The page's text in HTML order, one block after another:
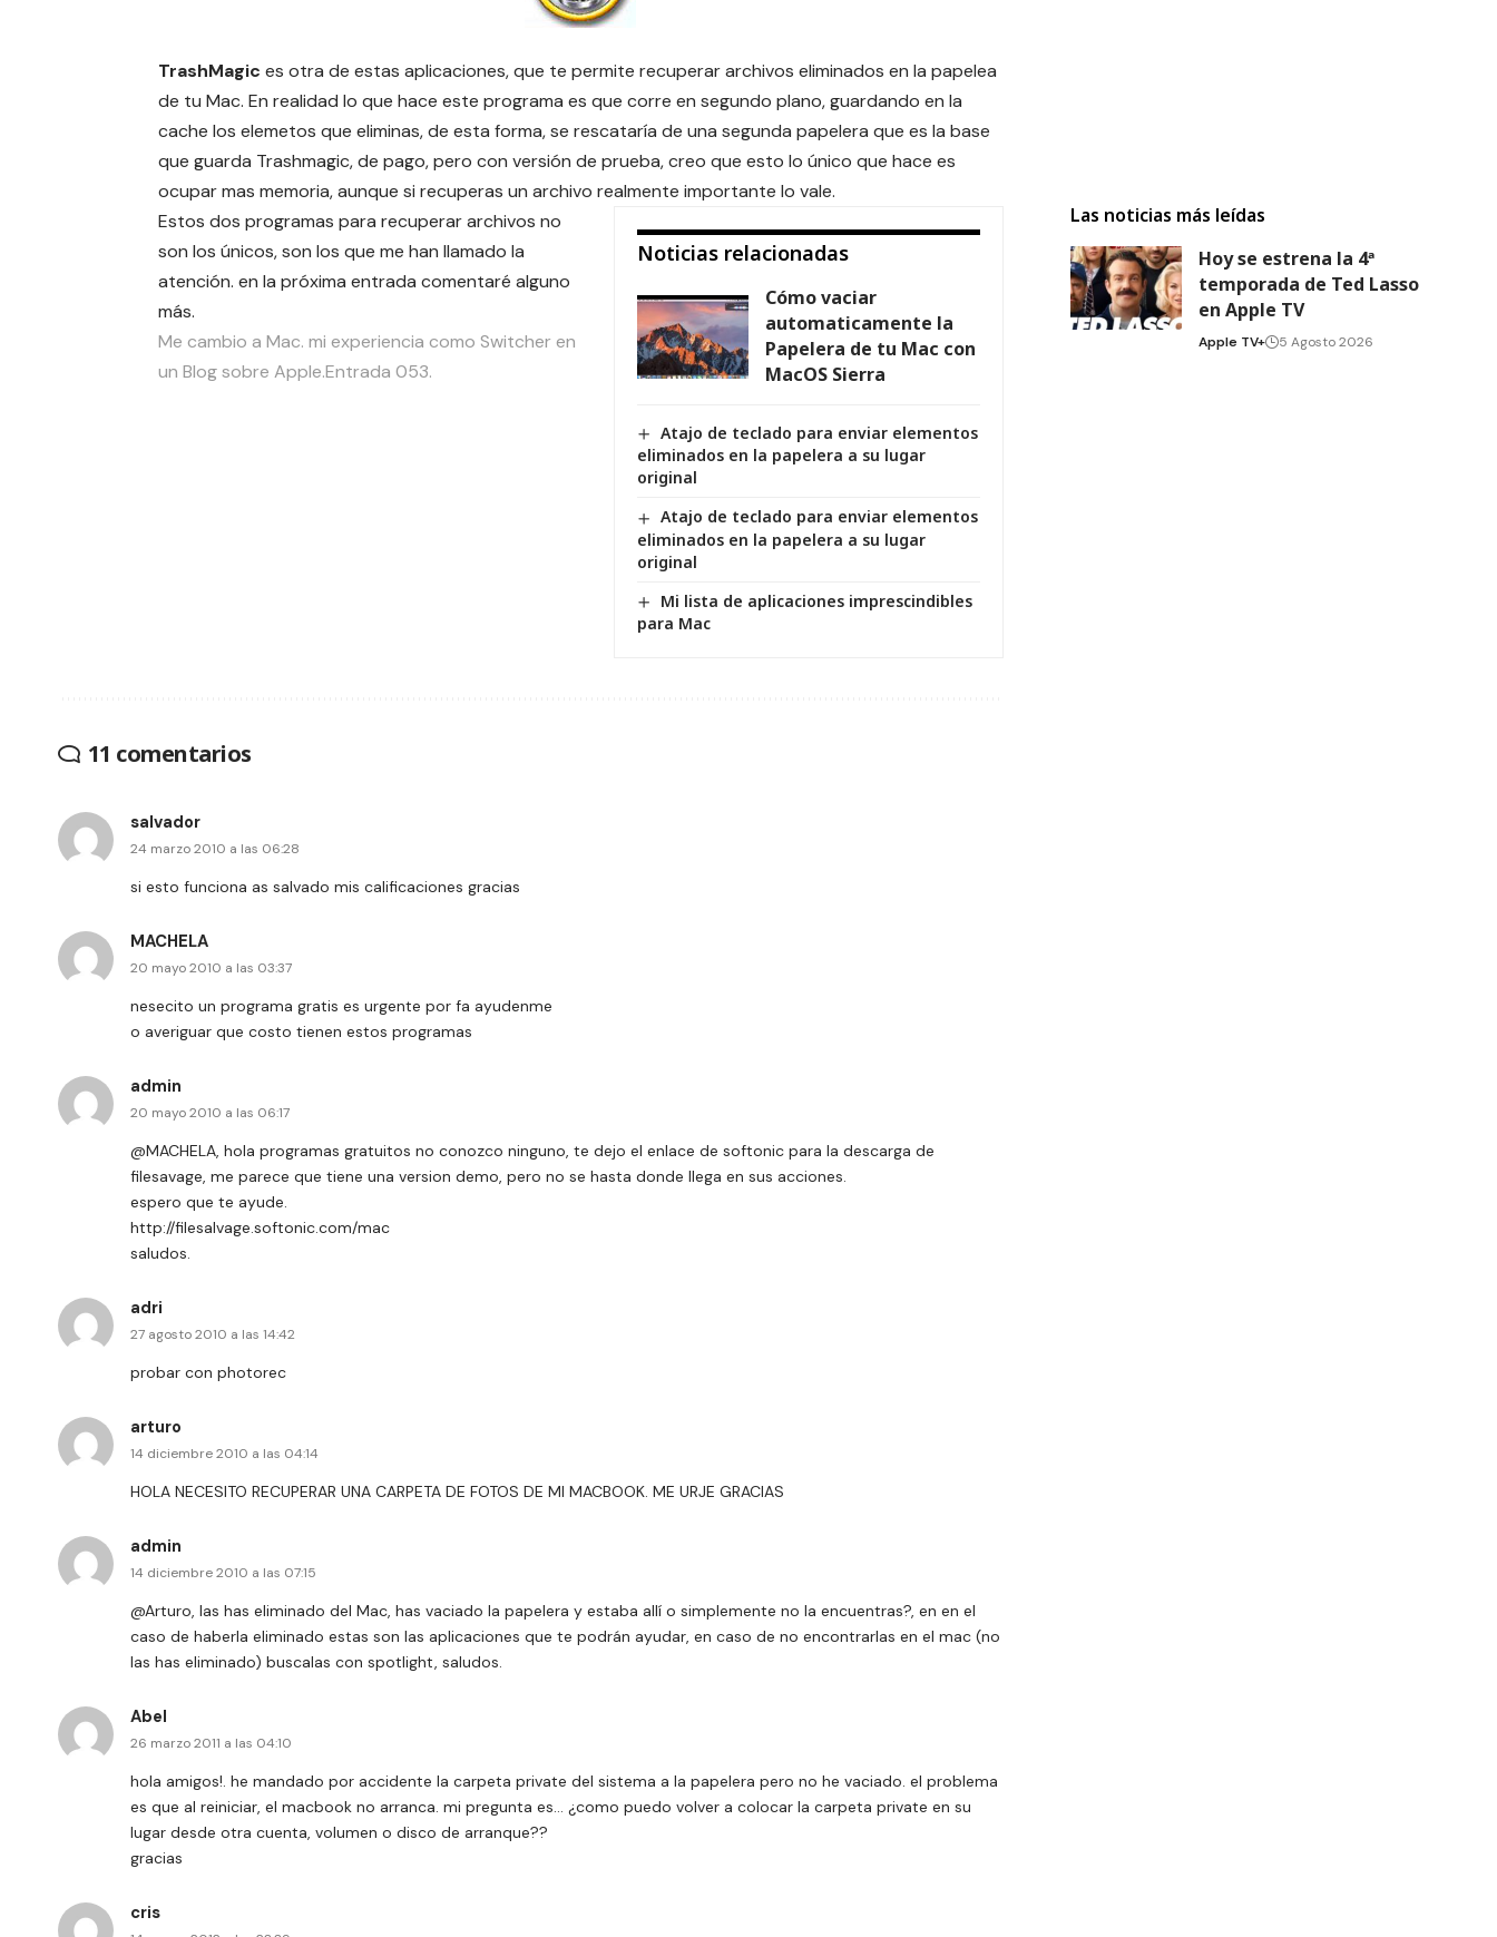
TrashMagic es otra de estas aplicaciones, que te permite recuperar archivos eliminados en la papelea
de tu Mac. En realidad lo que hace este programa es que corre en segundo plano, guardando en la
cache los elemetos que eliminas, de esta forma, se rescataría de una segunda papelera que es la base
que guarda Trashmagic, de pago, pero con versión de prueba, creo que esto lo único que hace es
ocupar mas memoria, aunque si recuperas un archivo realmente importante lo vale.
Noticias relacionadas
Cómo vaciar
automaticamente la
Papelera de tu Mac con
MacOS Sierra
Atajo de teclado para enviar elementos
eliminados en la papelera a su lugar
original
Atajo de teclado para enviar elementos
eliminados en la papelera a su lugar
original
Mi lista de aplicaciones imprescindibles
para Mac
Estos dos programas para recuperar archivos no
son los únicos, son los que me han llamado la
atención. en la próxima entrada comentaré alguno
más.
Me cambio a Mac. mi experiencia como Switcher en
un Blog sobre Apple.Entrada 053.
11 comentarios
salvador
24 marzo 2010 a las 06:28
si esto funciona as salvado mis calificaciones gracias
MACHELA
20 mayo 2010 a las 03:37
nesecito un programa gratis es urgente por fa ayudenme
o averiguar que costo tienen estos programas
admin
20 mayo 2010 a las 06:17
@MACHELA, hola programas gratuitos no conozco ninguno, te dejo el enlace de softonic para la descarga de
filesavage, me parece que tiene una version demo, pero no se hasta donde llega en sus acciones.
espero que te ayude.
http://filesalvage.softonic.com/mac
saludos.
adri
27 agosto 2010 a las 14:42
probar con photorec
arturo
14 diciembre 2010 a las 04:14
HOLA NECESITO RECUPERAR UNA CARPETA DE FOTOS DE MI MACBOOK. ME URJE GRACIAS
admin
14 diciembre 2010 a las 07:15
@Arturo, las has eliminado del Mac, has vaciado la papelera y estaba allí o simplemente no la encuentras?, en en el
caso de haberla eliminado estas son las aplicaciones que te podrán ayudar, en caso de no encontrarlas en el mac (no
las has eliminado) buscalas con spotlight, saludos.
Abel
26 marzo 2011 a las 04:10
hola amigos!. he mandado por accidente la carpeta private del sistema a la papelera pero no he vaciado. el problema
es que al reiniciar, el macbook no arranca. mi pregunta es… ¿como puedo volver a colocar la carpeta private en su
lugar desde otra cuenta, volumen o disco de arranque??
gracias
cris
Las noticias más leídas
Hoy se estrena la 4ª
temporada de Ted Lasso
en Apple TV
Apple TV+ 5 Agosto 2026